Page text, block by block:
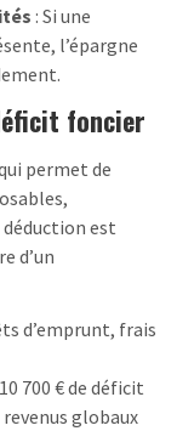
: Si une
l’épargne
foncier
permet de
est
d’un
d’emprunt, frais
700 € de déficit
globaux